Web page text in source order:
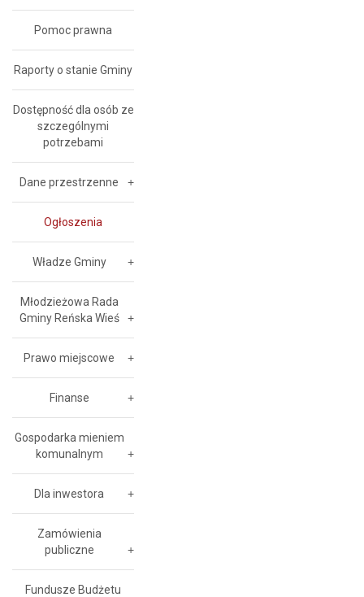
Pomoc prawna
Raporty o stanie Gminy
Dostępność dla osób ze
szczególnymi
potrzebami
Dane przestrzenne
Ogłoszenia
Władze Gminy
Młodzieżowa Rada
Gminy Reńska Wieś
Prawo miejscowe
Finanse
Gospodarka mieniem
komunalnym
Dla inwestora
Zamówienia
publiczne
Fundusze Budżetu